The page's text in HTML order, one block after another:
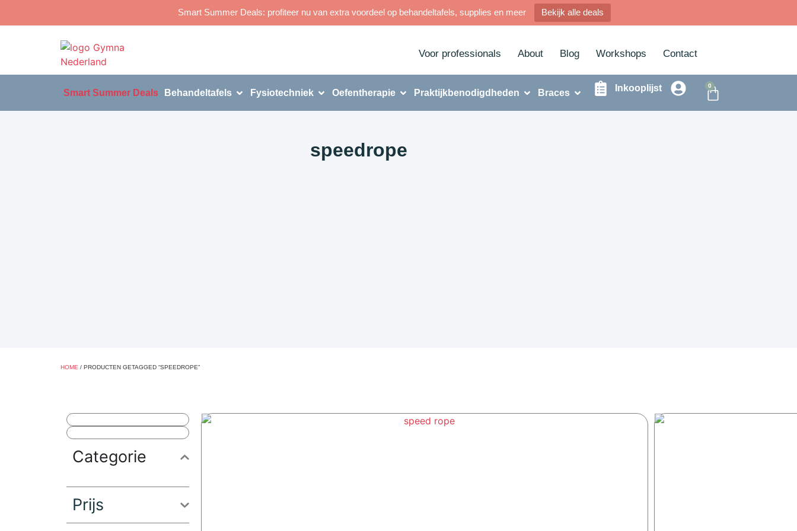
Smart Summer Deals: profiteer nu van extra voordeel op behandeltafels, supplies en meer Bekijk alle deals
Voor professionals About Blog Workshops Contact
Smart Summer Deals Behandeltafels Fysiotechniek Oefentherapie Praktijkbenodigdheden Braces Inkooplijst 0
speedrope
HOME / PRODUCTEN GETAGGED “SPEEDROPE”
Categorie
Prijs